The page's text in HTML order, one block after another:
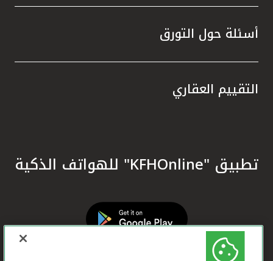
أسئلة حول التورق
التقييم العقاري
تطبيق "KFHOnline" للهواتف الذكية